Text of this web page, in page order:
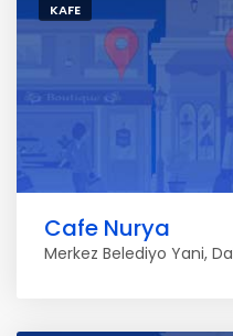
KAFE
Cafe Nurya
Merkez Belediyo Yani,